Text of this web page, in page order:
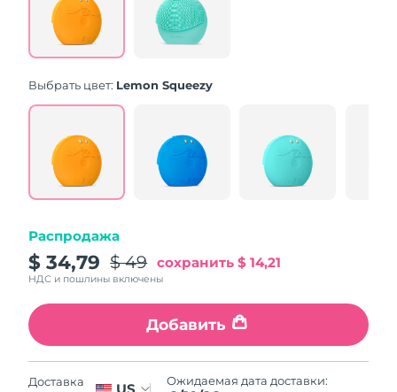
Same
page
link.
Выбрать цвет: Lemon Squeezy
Распродажа
$ 34,79 $ 49 сохранить$ 14,21
НДС и пошлины включены
Добавить
Доставка
Ожидаемая дата доставки: